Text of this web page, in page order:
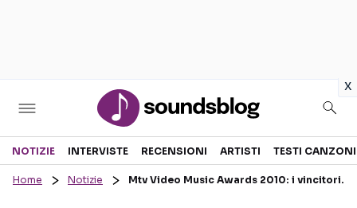
x
Sezioni
NOTIZIE INTERVISTE RECENSIONI ARTISTI TESTI CANZONI
Home Notizie Mtv Video Music Awards 2010: i vincitori.